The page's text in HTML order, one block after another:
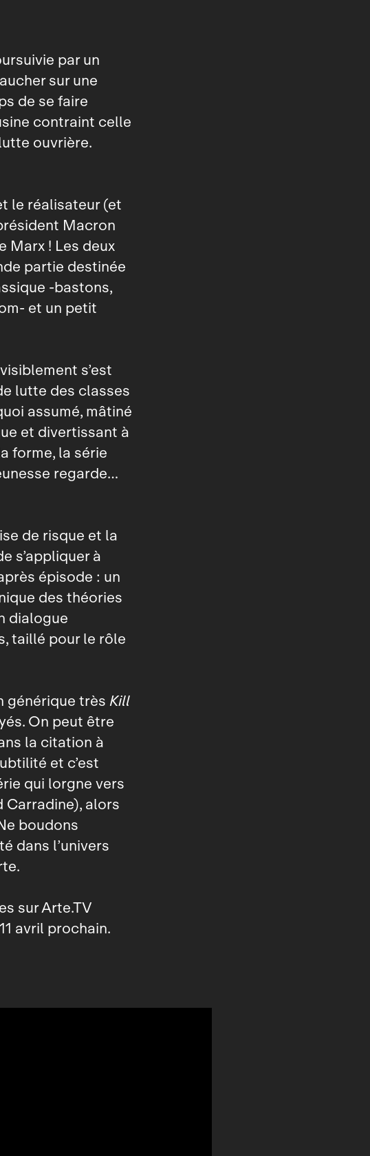
par un
sur une
de se faire
contraint celle
ouvrière.
le réalisateur (et
Macron
Marx ! Les deux
partie destinée
‑bastons,
et un petit
s’est
lutte des classes
assumé, mâtiné
et divertissant à
forme, la série
regarde…
de risque et la
s’appliquer à
épisode : un
des théories
dialogue
taillé pour le rôle
générique très Kill
On peut être
la citation à
et c’est
qui lorgne vers
alors
boudons
dans l’univers
sur Arte.TV
avril prochain.